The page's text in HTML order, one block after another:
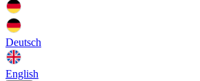
Deutsch
English